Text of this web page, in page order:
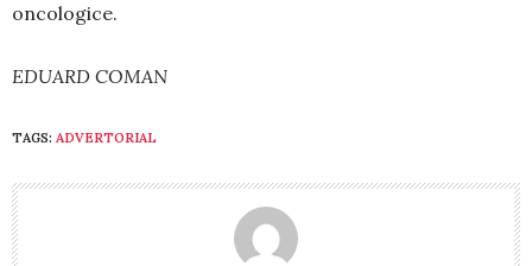
oncologice.
EDUARD COMAN
TAGS: ADVERTORIAL